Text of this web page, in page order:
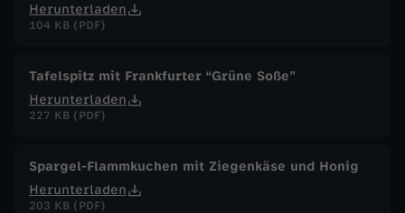
Herunterladen
104 KB (PDF)
Tafelspitz mit Frankfurter “Grüne Soße”
Herunterladen
227 KB (PDF)
Spargel-Flammkuchen mit Ziegenkäse und Honig
Herunterladen
203 KB (PDF)